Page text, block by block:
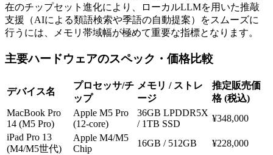
在のチップセット進化により、ローカルLLMを用いた推敲
支援（AIによる類語検索や季語の自動提案）をスムーズに
行うには、メモリ帯域幅が極めて重要な指標となります。
主要ハードウェアのスペック・価格比較
デバイス名
プロセッサ/チ
ップ
メモリ / ストレ
ージ
推定販売価
格 (税込)
MacBook Pro
14 (M5 Pro)
Apple M5 Pro
(12-core)
36GB LPDDR5X
/ 1TB SSD
¥348,000
iPad Pro 13
(M4/M5世代)
Apple M4/M5
Chip
16GB / 512GB
¥228,000